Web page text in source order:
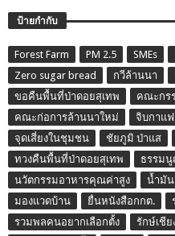
ป้ายกำกับ
Forest Farm PM 2.5 SMEs
Zero sugar bread
กวีล้านนา
ขอคืนพื้นที่ป่าดอยสุเทพ
คณะกร
คณะก่อการล้านนาใหม่
จิบกาแฟ
จุดเสี่ยงในชุมชน
ชัยภูมิ ป่าแส
ทวงคืนพื้นที่ป่าดอยสุเทพ
ธรรม
นวัตกรรมอาหารคุณค่าสูง
น้ำมั
มองแวดบ้าน
ยื่นหนังสือกกต.
รวมพลคนอยากเลือกตั้ง
รักษ์เชีย